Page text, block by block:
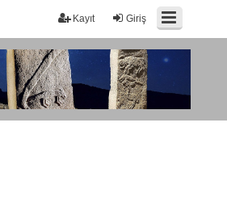
Giriş
Kayıt